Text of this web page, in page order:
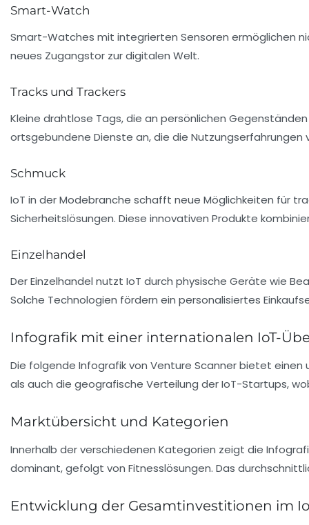
Smart-Watch
Smart-Watches mit integrierten Sensoren ermöglichen
neues Zugangstor zur digitalen Welt.
Tracks und Trackers
Kleine drahtlose Tags, die an persönlichen
ortsgebundene Dienste an, die die Nutzungserfahrungen
Schmuck
IoT in der Modebranche schafft neue Möglichkeiten für
Sicherheitslösungen. Diese innovativen Produkte
Einzelhandel
Der Einzelhandel nutzt IoT durch physische Geräte wie
Solche Technologien fördern ein personalisiertes
Infografik mit einer internationalen IoT-
Die folgende Infografik von Venture Scanner bietet
als auch die geografische Verteilung der IoT-Startups,
Marktübersicht und Kategorien
Innerhalb der verschiedenen Kategorien zeigt die
dominant, gefolgt von Fitnesslösungen. Das
Entwicklung der Gesamtinvestitionen im